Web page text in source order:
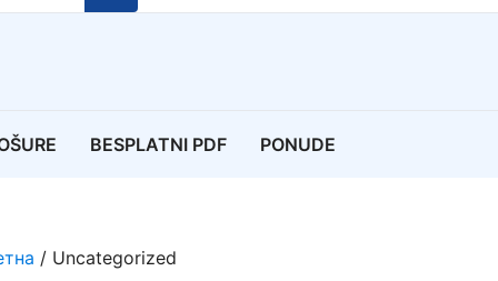
BESPLATNI PDF PONUDE
/ Uncategorized